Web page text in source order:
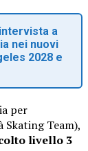
a
nei nuovi
2028 e
per
Skating Team),
livello 3